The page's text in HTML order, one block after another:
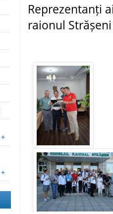
+
+
Reprezentanți
raionul Strășeni